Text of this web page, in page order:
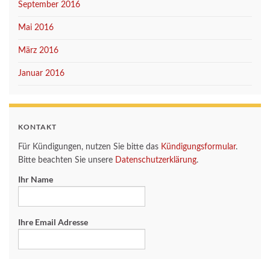
September 2016
Mai 2016
März 2016
Januar 2016
KONTAKT
Für Kündigungen, nutzen Sie bitte das Kündigungsformular.
Bitte beachten Sie unsere Datenschutzerklärung.
Ihr Name
Ihre Email Adresse